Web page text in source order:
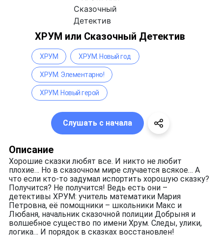
ХРУМ или Сказочный Детектив
Описание
Хорошие сказки любят все. И никто не любит
плохие… Но в сказочном мире случается всякое… А
что если кто-то задумал испортить хорошую сказку?
Получится? Не получится! Ведь есть они –
детективы ХРУМ: учитель математики Мария
Петровна, её помощники – школьники Макс и
Любаня, начальник сказочной полиции Добрыня и
волшебное существо по имени Хрум. Следы, улики,
логика… И порядок в сказках восстановлен!
ХРУМ ХРУМ. Новый год
ХРУМ. Элементарно!
ХРУМ. Новый герой
Слушать с начала